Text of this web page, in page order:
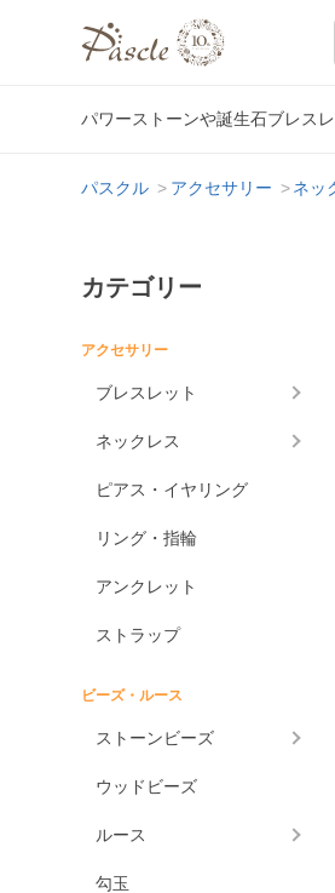
パワーストーンや誕生石ブレス
パスクル アクセサリー ネッ
カテゴリー
アクセサリー
ブレスレット
ネックレス
ピアス・イヤリング
リング・指輪
アンクレット
ストラップ
ビーズ・ルース
ストーンビーズ
ウッドビーズ
ルース
勾玉